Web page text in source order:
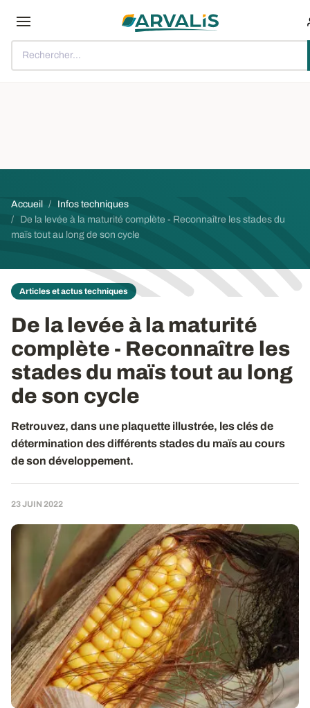
Rechercher...
Fil d'Ariane
Accueil
Infos techniques
De la levée à la maturité complète - Reconnaître les stades du
maïs tout au long de son cycle
Articles et actus techniques
De la levée à la maturité
complète - Reconnaître les
stades du maïs tout au long
de son cycle
Retrouvez, dans une plaquette illustrée, les clés de
détermination des différents stades du maïs au cours
de son développement.
23 JUIN 2022